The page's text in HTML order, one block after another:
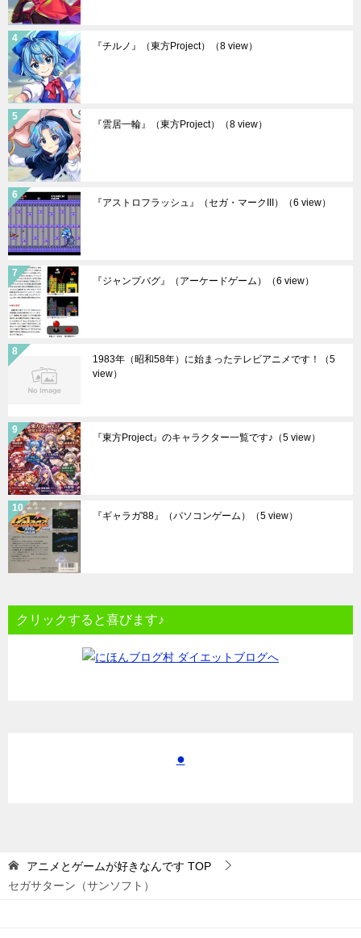
『チルノ』（東方Project） （8 view）
『雲居一輪』（東方Project） （8 view）
『アストロフラッシュ』（セガ・マークIII） （6 view）
『ジャンプバグ』（アーケードゲーム） （6 view）
1983年（昭和58年）に始まったテレビアニメです！
（5
view）
『東方Project』のキャラクター一覧です♪ （5 view）
『ギャラガ'88』（パソコンゲーム） （5 view）
クリックすると喜びます♪
●
アニメとゲームが好きなんです TOP
セガサターン（サンソフト）